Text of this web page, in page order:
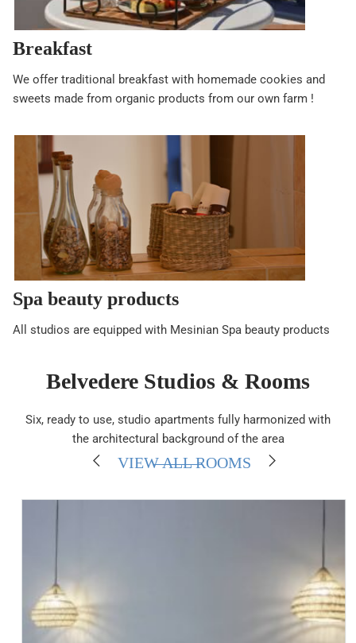
Breakfast
We offer traditional breakfast with homemade cookies and
sweets made from organic products from our own farm !
Spa beauty products
All studios are equipped with Mesinian Spa beauty products
Belvedere Studios & Rooms
Six, ready to use, studio apartments fully harmonized with
the architectural background of the area
VIEW ALL ROOMS